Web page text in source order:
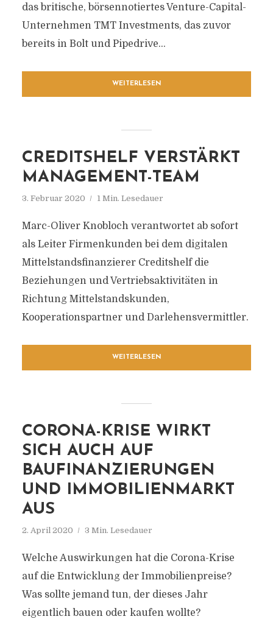
das britische, börsennotiertes Venture-Capital-
Unternehmen TMT Investments, das zuvor
bereits in Bolt und Pipedrive...
WEITERLESEN
CREDITSHELF VERSTÄRKT
MANAGEMENT-TEAM
3. Februar 2020 1 Min. Lesedauer
Marc-Oliver Knobloch verantwortet ab sofort
als Leiter Firmenkunden bei dem digitalen
Mittelstandsfinanzierer Creditshelf die
Beziehungen und Vertriebsaktivitäten in
Richtung Mittelstandskunden,
Kooperationspartner und Darlehensvermittler.
WEITERLESEN
CORONA-KRISE WIRKT
SICH AUCH AUF
BAUFINANZIERUNGEN
UND IMMOBILIENMARKT
AUS
2. April 2020 3 Min. Lesedauer
Welche Auswirkungen hat die Corona-Krise
auf die Entwicklung der Immobilienpreise?
Was sollte jemand tun, der dieses Jahr
eigentlich bauen oder kaufen wollte?